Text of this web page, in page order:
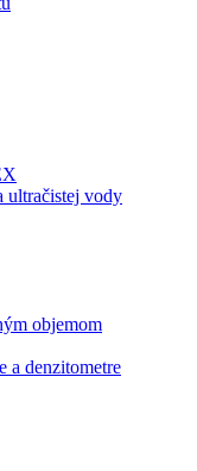
ultračistej vody
objemom
a denzitometre